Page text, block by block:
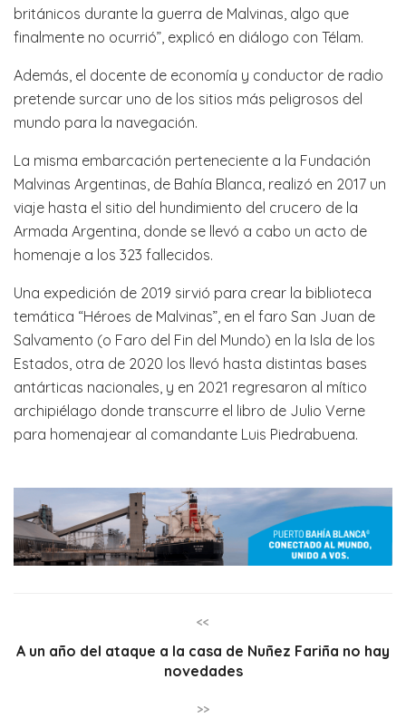
británicos durante la guerra de Malvinas, algo que
finalmente no ocurrió”, explicó en diálogo con Télam.
Además, el docente de economía y conductor de radio
pretende surcar uno de los sitios más peligrosos del
mundo para la navegación.
La misma embarcación perteneciente a la Fundación
Malvinas Argentinas, de Bahía Blanca, realizó en 2017 un
viaje hasta el sitio del hundimiento del crucero de la
Armada Argentina, donde se llevó a cabo un acto de
homenaje a los 323 fallecidos.
Una expedición de 2019 sirvió para crear la biblioteca
temática “Héroes de Malvinas”, en el faro San Juan de
Salvamento (o Faro del Fin del Mundo) en la Isla de los
Estados, otra de 2020 los llevó hasta distintas bases
antárticas nacionales, y en 2021 regresaron al mítico
archipiélago donde transcurre el libro de Julio Verne
para homenajear al comandante Luis Piedrabuena.
<<
A un año del ataque a la casa de Nuñez Fariña no hay
novedades
>>